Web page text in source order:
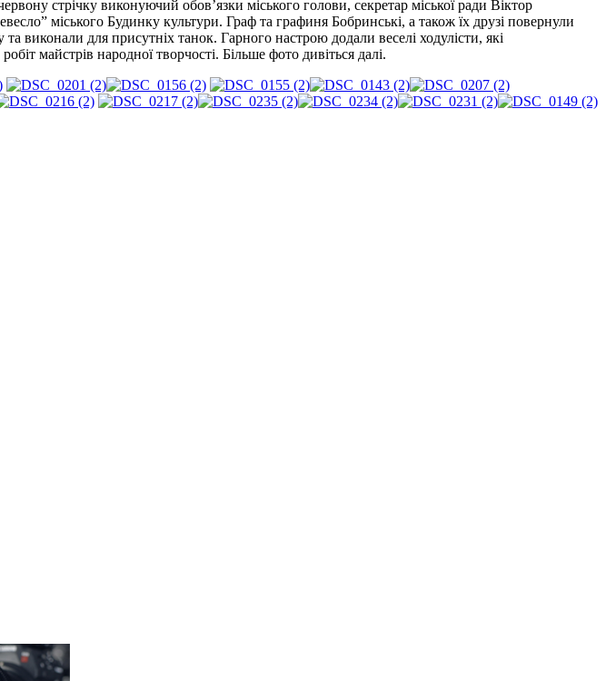
стрічку виконуючий обов’язки міського голови, секретар міської ради Віктор
міського Будинку культури. Граф та графиня Бобринські, а також їх друзі повернули
для присутніх танок. Гарного настрою додали веселі ходулісти, які
майстрів народної творчості. Більше фото дивіться далі.